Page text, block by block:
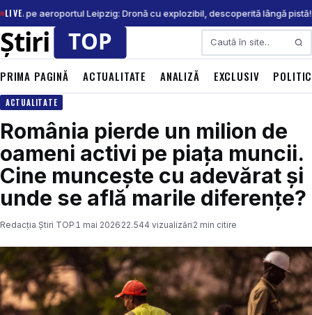
LIVE pe aeroportul Leipzig: Dronă cu explozibil, descoperită lângă
Caută
PRIMA PAGINĂ ACTUALITATE ANALIZĂ EXCLUSIV
ACTUALITATE
România pierde un milion de
oameni activi pe piața muncii.
Cine muncește cu adevărat și
unde se află marile diferențe?
Redacția Știri TOP 1 mai 2026 22.544 vizualizări 2 min citire